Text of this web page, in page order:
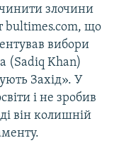
злочини
bultimes.com, що
вибори
(Sadiq Khan)
Захід». У
і не зробив
він колишній